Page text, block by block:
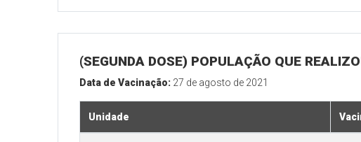
(SEGUNDA DOSE) POPULAÇÃO QUE
Data de Vacinação: 27 de agosto de 2021
Unidade